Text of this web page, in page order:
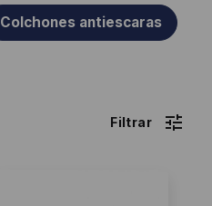
Colchones antiescaras